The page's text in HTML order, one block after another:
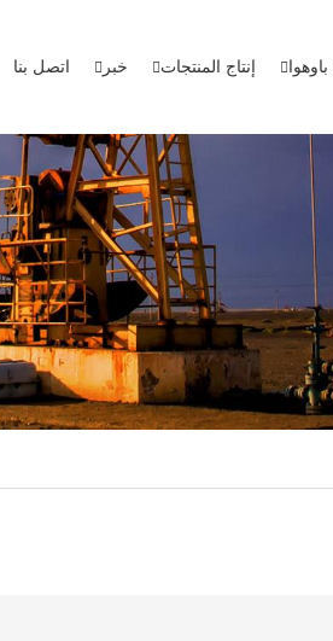
إنتاج المنتجات خبر اتصل بنا